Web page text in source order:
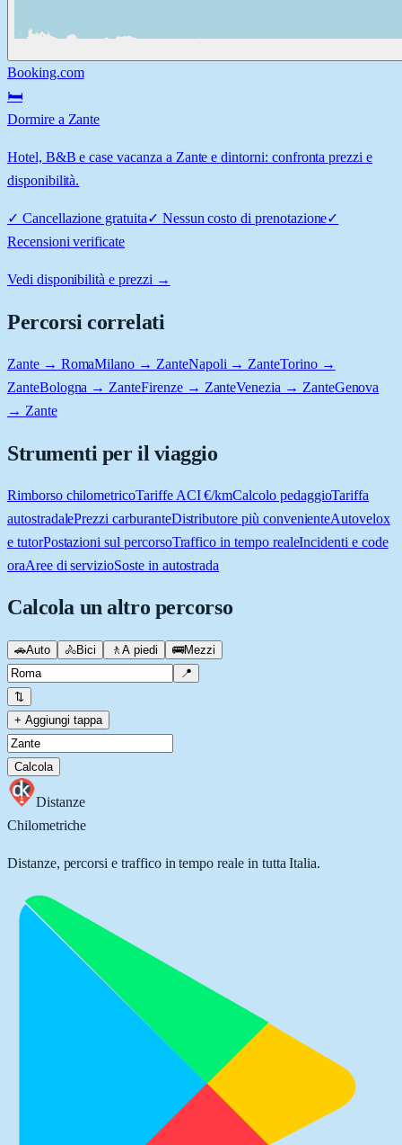
Booking.com
🛏️
Dormire a Zante
Hotel, B&B e case vacanza a Zante e dintorni: confronta prezzi e
disponibilità.
✓ Cancellazione gratuita✓ Nessun costo di prenotazione✓
Recensioni verificate
Vedi disponibilità e prezzi →
Percorsi correlati
Zante → RomaMilano → ZanteNapoli → ZanteTorino →
ZanteBologna → ZanteFirenze → ZanteVenezia → ZanteGenova
→ Zante
Strumenti per il viaggio
Rimborso chilometricoTariffe ACI €/kmCalcolo pedaggioTariffa
autostradalePrezzi carburanteDistributore più convenienteAutovelox
e tutorPostazioni sul percorsoTraffico in tempo realeIncidenti e code
oraAree di servizioSoste in autostrada
Calcola un altro percorso
🚗Auto 🚴Bici 🚶 A piedi 🚌Mezzi
📍
⇅
+ Aggiungi tappa
Calcola
Distanze
Chilometriche
Distanze, percorsi e traffico in tempo reale in tutta Italia.